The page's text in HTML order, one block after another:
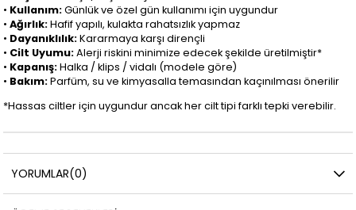
• Kullanım:Günlük ve özel gün kullanımı için uygundur
•Ağırlık:Hafif yapılı, kulakta rahatsızlık yapmaz
• Dayanıklılık:Kararmaya karşı dirençli
• Cilt Uyumu:Alerji riskini minimize edecek şekilde üretilmiştir*
• Kapanış:Halka / klips / vidalı (modele göre)
• Bakım:Parfüm, su ve kimyasalla temasından kaçınılması önerilir
*Hassas ciltler için uygundur ancak her cilt tipi farklı tepki verebilir.
YORUMLAR(0)